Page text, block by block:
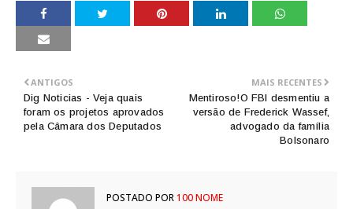
MAIS RECENTES
Mentiroso!O FBI desmentiu a
versão de Frederick Wassef,
advogado da família
Bolsonaro
ANTIGOS
Dig Noticias - Veja quais
foram os projetos aprovados
pela Câmara dos Deputados
POSTADO POR100 NOME